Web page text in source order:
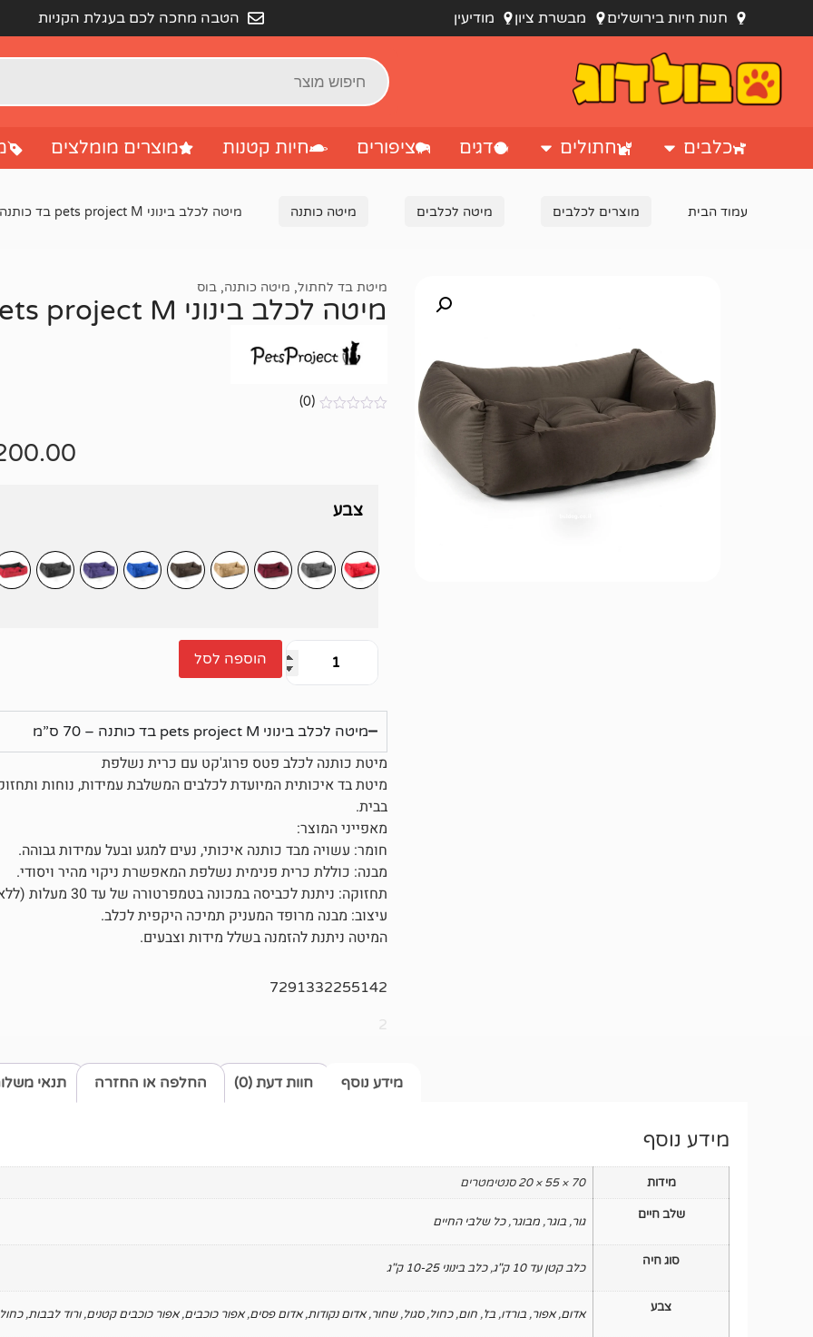
חנות חיות בירושלים מבשרת ציון מודיעין הטבה מחכה לכם בעגלת הקניות
כלבים חתולים דגים ציפורים חיות קטנות מוצרים מומלצים
עמוד הבית מוצרים לכלבים מיטה לכלבים מיטה כותנה מיטה לכלב בינוני pets project M בד כותנה – 70 ס”מ
מיטת בד לחתול, מיטה כותנה, בוס
מיטה לכלב בינוני pets project M בד כותנה – 70 ס”מ
(0)
צבע
הוספה לסל
מיטה לכלב בינוני pets project M בד כותנה – 70 ס”מ
מיטת כותנה לכלב פטס פרוג'קט עם כרית נשלפת
מיטת בד איכותית המיועדת לכלבים המשלבת עמידות, נוחות
בבית.
מאפייני המוצר:
חומר: עשויה מבד כותנה איכותי, נעים למגע ובעל עמידות גבוהה.
מבנה: כוללת כרית פנימית נשלפת המאפשרת ניקוי מהיר ויסודי.
תחזוקה: ניתנת לכביסה במכונה בטמפרטורה של עד 30 מעלות (ללא סחיטה), לשמירה על צורת המוצר ואיכות הבד לאורך זמן.
עיצוב: מבנה מרופד המעניק תמיכה היקפית לכלב.
המיטה ניתנת להזמנה בשלל מידות וצבעים.
7291332255142
2
מידע נוסף תנאי חוות דעת (0) החלפה או החזרה
מידע נוסף
מידות 70 × 55 × 20 סנטימטרים
שלב חיים גור, בוגר, מבוגר,כל שלבי החיים
סוג חיה כלב קטן עד 10 ק"ג ,כלב בינוני 10-25 ק"ג
צבע אדום,אפור, בורדו, בז', חום,כחול,סגול,שחור,אדום נקודות,אדום פסים,אפור כוכבים,אפור כוכבים קטנים,ורוד לבבות,